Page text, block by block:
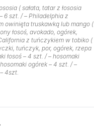
( sałata, tatar z łososia
6 szt. / – Philadelphia z
owinięta truskawką lub mango (
łosoś, avokado, ogórek,
z tuńczykiem w tobiko (
tuńczyk, por, ogórek, rzepa
łosoś – 4 szt. / – hosomaki
ogórek – 4 szt. / –
4szt.